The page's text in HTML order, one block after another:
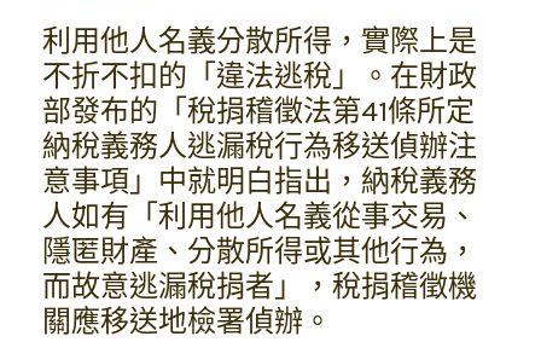
利用他人名義分散所得，實際上是
不折不扣的「違法逃稅」。在財政
部發布的「稅捐稽徵法第41條所定
納稅義務人逃漏稅行為移送偵辦注
意事項」中就明白指出，納稅義務
人如有「利用他人名義從事交易、
隱匿財產、分散所得或其他行為，
而故意逃漏稅捐者」，稅捐稽徵機
關應移送地檢署偵辦。